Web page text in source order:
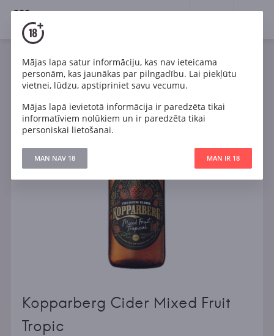
18+
Kopparberg Cider Mixed Fruit
Tropic
Mājas lapa satur informāciju, kas nav ieteicama
personām, kas jaunākas par pilngadību. Lai piekļūtu
vietnei, lūdzu, apstipriniet savu vecumu.
Mājas lapā ievietotā informācija ir paredzēta tikai
informatīviem nolūkiem un ir paredzēta tikai
personiskai lietošanai.
MAN NAV 18 MAN IR 18